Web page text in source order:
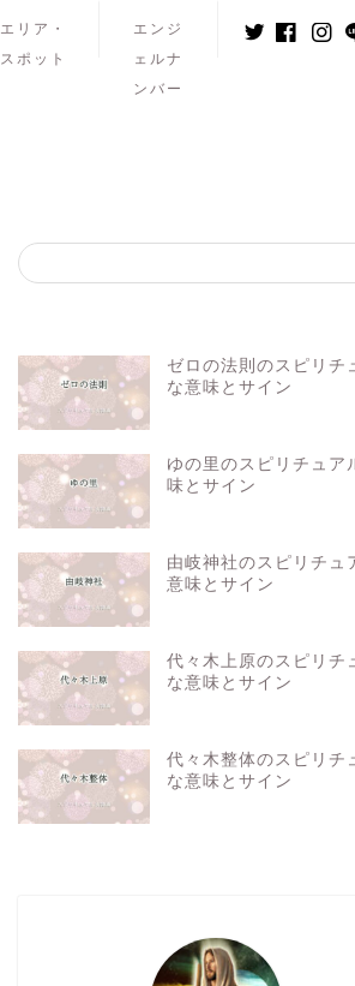
エリア・
スポット
エンジ
ェルナ
ンバー
ゼロの法則のスピリチ
な意味とサイン
ゆの里のスピリチュア
味とサイン
由岐神社のスピリチュ
意味とサイン
代々木上原のスピリチ
な意味とサイン
代々木整体のスピリチ
な意味とサイン